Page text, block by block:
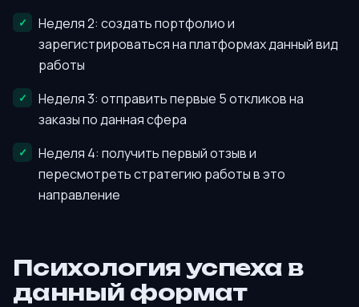
Неделя 2: создать портфолио и
зарегистрироваться на платформах данный вид
работы
Неделя 3: отправить первые 5 откликов на
заказы по данная сфера
Неделя 4: получить первый отзыв и
пересмотреть стратегию работы в это
направление
Психология успеха в
данный формат